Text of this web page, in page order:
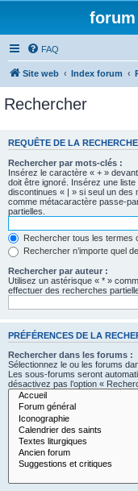
FAQ
Site web Index forum
Rechercher
REQUÊTE DE LA RECHERCHE
Rechercher par mots-clés :
Insérez le caractère « + »
doit être ignoré. Insérez une
discontinues « | » si seul un des
comme métacaractère passe-
partielles.
Rechercher tous les termes
Rechercher n’importe quel
Rechercher par auteur :
Utilisez un astérisque « * »
effectuer des recherches
PRÉFÉRENCES DE LA
Rechercher dans les forums :
Sélectionnez le ou les forums
Les sous-forums seront
désactivez pas l’option «